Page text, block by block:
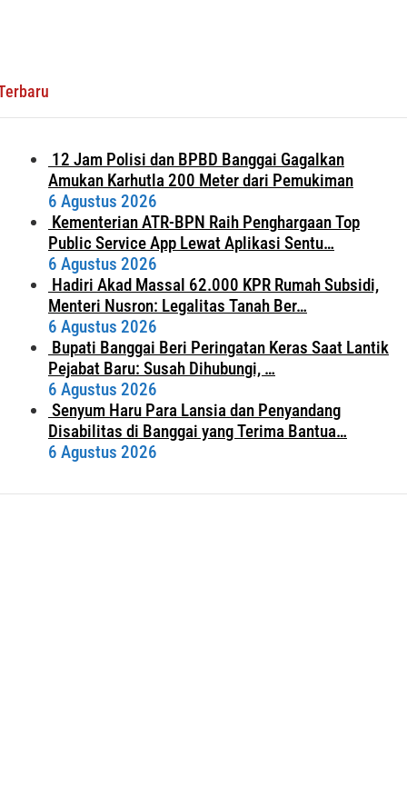
12 Jam Polisi dan BPBD Banggai Gagalkan
Amukan Karhutla 200 Meter dari Pemukiman
6 Agustus 2026
Kementerian ATR-BPN Raih Penghargaan Top
Public Service App Lewat Aplikasi Sentu…
6 Agustus 2026
Hadiri Akad Massal 62.000 KPR Rumah Subsidi,
Menteri Nusron: Legalitas Tanah Ber…
6 Agustus 2026
Bupati Banggai Beri Peringatan Keras Saat Lantik
Pejabat Baru: Susah Dihubungi, …
6 Agustus 2026
Senyum Haru Para Lansia dan Penyandang
Disabilitas di Banggai yang Terima Bantua…
6 Agustus 2026